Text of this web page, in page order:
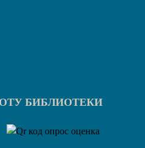
БИБЛИОТЕКИ